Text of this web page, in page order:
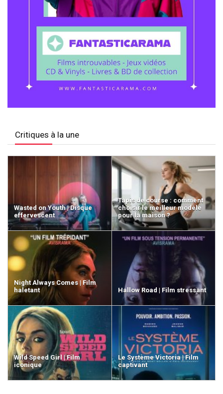
Critiques à la une
Wasted on Youth | Disque
effervescent
Tapis de course : comment
choisir le meilleur modèle
pour la maison ?
Night Always Comes | Film
haletant
Hallow Road | Film stressant
Wild Speed Girl | Film
iconique
Le Système Victoria | Film
captivant